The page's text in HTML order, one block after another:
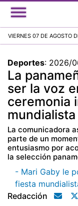
VIERNES 07 DE AGOSTO
Deportes: 2026/
La
ser la voz
ceremonia
mundialista
La comunicadora
parte de un
entusiasmo por
la selección
- Mari Gaby le
fiesta
Redacción